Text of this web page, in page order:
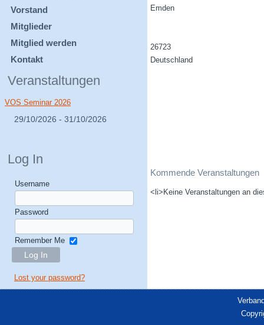
Vorstand
Mitglieder
Mitglied werden
Kontakt
Veranstaltungen
VOS Seminar 2026
29/10/2026 - 31/10/2026
Log In
Username
Password
Remember Me
Lost your password?
Emden
26723
Deutschland
Kommende Veranstaltungen
<li>Keine Veranstaltungen an